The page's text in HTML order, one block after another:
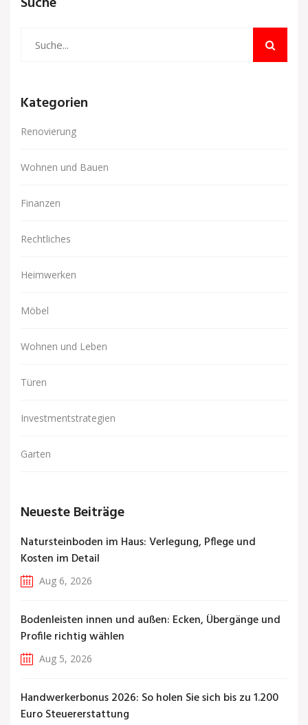
Kategorien
Renovierung
Wohnen und Bauen
Finanzen
Rechtliches
Heimwerken
Möbel
Wohnen und Leben
Türen
Investmentstrategien
Garten
Neueste Beiträge
Natursteinboden im Haus: Verlegung, Pflege und
Kosten im Detail
Aug 6, 2026
Bodenleisten innen und außen: Ecken, Übergänge und
Profile richtig wählen
Aug 5, 2026
Handwerkerbonus 2026: So holen Sie sich bis zu 1.200
Euro Steuererstattung